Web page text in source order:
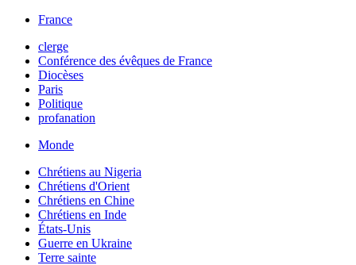
France
clerge
Conférence des évêques de France
Diocèses
Paris
Politique
profanation
Monde
Chrétiens au Nigeria
Chrétiens d'Orient
Chrétiens en Chine
Chrétiens en Inde
États-Unis
Guerre en Ukraine
Terre sainte